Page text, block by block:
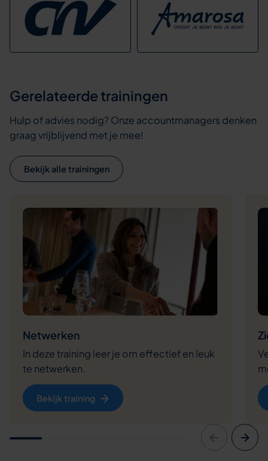
Gerelateerde trainingen
Hulp of advies nodig? Onze accountmanagers denken
graag vrijblijvend met je mee!
Bekijk alle trainingen
Netwerken
In deze training leer je om effectief en leuk
te netwerken.
Bekijk training